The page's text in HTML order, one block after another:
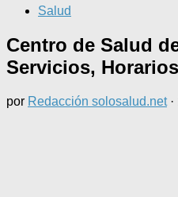
Salud
Centro de Salud
Servicios,
por Redacción solosalud.net ·